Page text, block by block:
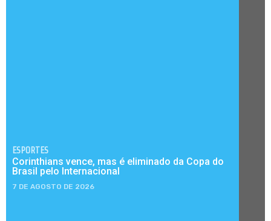
ESPORTES
Corinthians vence, mas é eliminado da Copa do
Brasil pelo Internacional
7 DE AGOSTO DE 2026